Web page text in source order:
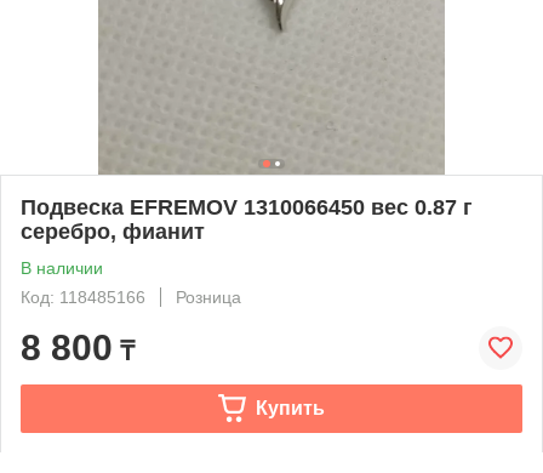
Подвеска EFREMOV 1310066450 вес 0.87 г
серебро, фианит
В наличии
Код: 118485166
Розница
8 800 ₸
Купить